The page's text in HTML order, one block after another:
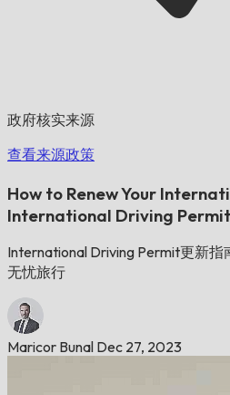
政府核实来源
查看来源政策
How to Renew Your
International Driving
International Driving Permit更新
无忧旅行
Maricor Bunal Dec 27, 2023